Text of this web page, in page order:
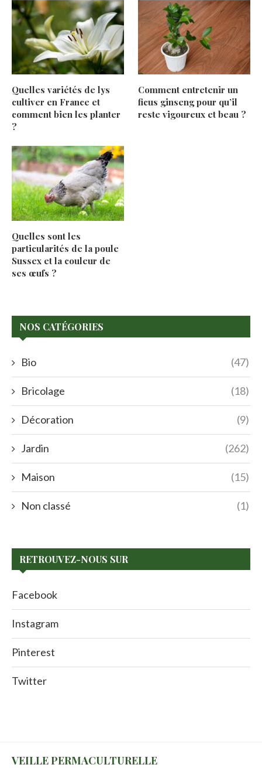
Quelles variétés de lys
cultiver en France et
comment bien les planter
?
Comment entretenir un
ficus ginseng pour qu’il
reste vigoureux et beau ?
Quelles sont les
particularités de la poule
Sussex et la couleur de
ses œufs ?
NOS CATÉGORIES
Bio (47)
Bricolage (18)
Décoration (9)
Jardin (262)
Maison (15)
Non classé (1)
RETROUVEZ-NOUS SUR
Facebook
Instagram
Pinterest
Twitter
VEILLE PERMACULTURELLE